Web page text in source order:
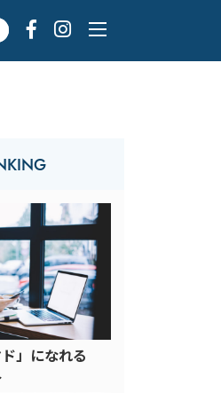
」になれる